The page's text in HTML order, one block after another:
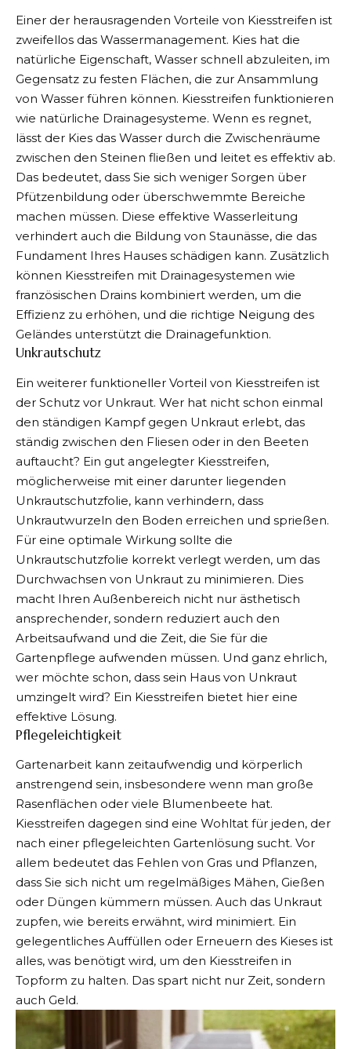
Einer der herausragenden Vorteile von Kiesstreifen ist
zweifellos das Wassermanagement. Kies hat die
natürliche Eigenschaft, Wasser schnell abzuleiten, im
Gegensatz zu festen Flächen, die zur Ansammlung
von Wasser führen können. Kiesstreifen funktionieren
wie natürliche Drainagesysteme. Wenn es regnet,
lässt der Kies das Wasser durch die Zwischenräume
zwischen den Steinen fließen und leitet es effektiv ab.
Das bedeutet, dass Sie sich weniger Sorgen über
Pfützenbildung oder überschwemmte Bereiche
machen müssen. Diese effektive Wasserleitung
verhindert auch die Bildung von Staunässe, die das
Fundament Ihres Hauses schädigen kann. Zusätzlich
können Kiesstreifen mit Drainagesystemen wie
französischen Drains kombiniert werden, um die
Effizienz zu erhöhen, und die richtige Neigung des
Geländes unterstützt die Drainagefunktion.
Unkrautschutz
Ein weiterer funktioneller Vorteil von Kiesstreifen ist
der Schutz vor Unkraut. Wer hat nicht schon einmal
den ständigen Kampf gegen Unkraut erlebt, das
ständig zwischen den Fliesen oder in den Beeten
auftaucht? Ein gut angelegter Kiesstreifen,
möglicherweise mit einer darunter liegenden
Unkrautschutzfolie, kann verhindern, dass
Unkrautwurzeln den Boden erreichen und sprießen.
Für eine optimale Wirkung sollte die
Unkrautschutzfolie korrekt verlegt werden, um das
Durchwachsen von Unkraut zu minimieren. Dies
macht Ihren Außenbereich nicht nur ästhetisch
ansprechender, sondern reduziert auch den
Arbeitsaufwand und die Zeit, die Sie für die
Gartenpflege aufwenden müssen. Und ganz ehrlich,
wer möchte schon, dass sein Haus von Unkraut
umzingelt wird? Ein Kiesstreifen bietet hier eine
effektive Lösung.
Pflegeleichtigkeit
Gartenarbeit kann zeitaufwendig und körperlich
anstrengend sein, insbesondere wenn man große
Rasenflächen oder viele Blumenbeete hat.
Kiesstreifen dagegen sind eine Wohltat für jeden, der
nach einer pflegeleichten Gartenlösung sucht. Vor
allem bedeutet das Fehlen von Gras und Pflanzen,
dass Sie sich nicht um regelmäßiges Mähen, Gießen
oder Düngen kümmern müssen. Auch das Unkraut
zupfen, wie bereits erwähnt, wird minimiert. Ein
gelegentliches Auffüllen oder Erneuern des Kieses ist
alles, was benötigt wird, um den Kiesstreifen in
Topform zu halten. Das spart nicht nur Zeit, sondern
auch Geld.